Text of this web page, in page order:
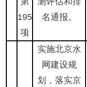
195
项
名通报。
实施北京水
网建设规
划，落实京